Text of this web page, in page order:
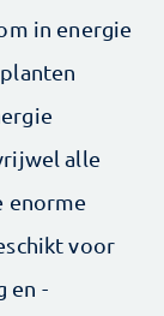
in energie
alle
enorme
voor
en -